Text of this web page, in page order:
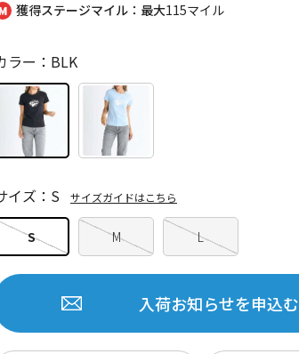
獲得ステージマイル：最大115マイル
ラー：BLK
S M L
イズ：S サイズガイドはこちら
入荷お知らせを申込む